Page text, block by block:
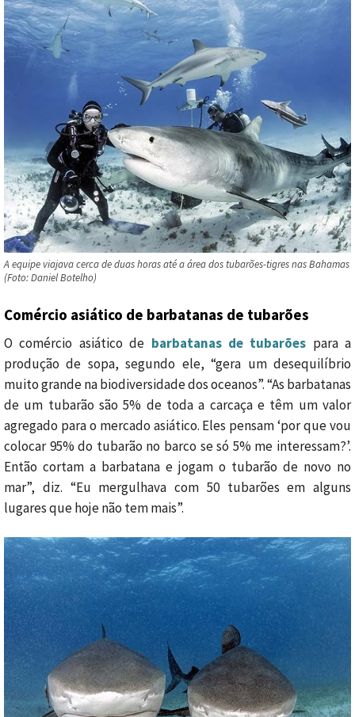
A equipe viajava cerca de duas horas até a área dos tubarões-tigres nas Bahamas
(Foto: Daniel Botelho)
Comércio asiático de barbatanas de tubarões
O comércio asiático de barbatanas de tubarões para a
produção de sopa, segundo ele, “gera um desequilíbrio
muito grande na biodiversidade dos oceanos”. “As barbatanas
de um tubarão são 5% de toda a carcaça e têm um valor
agregado para o mercado asiático. Eles pensam ‘por que vou
colocar 95% do tubarão no barco se só 5% me interessam?’.
Então cortam a barbatana e jogam o tubarão de novo no
mar”, diz. “Eu mergulhava com 50 tubarões em alguns
lugares que hoje não tem mais”.